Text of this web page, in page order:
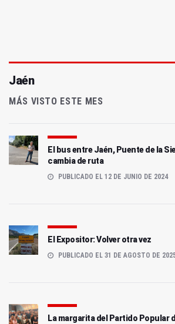
Jaén
MÁS VISTO ESTE MES
El bus entre Jaén, Puente de la
cambia de ruta
PUBLICADO EL 12 DE JUNIO DE 2024
El Expositor: Volver otra vez
PUBLICADO EL 31 DE AGOSTO DE
La margarita del Partido Popular